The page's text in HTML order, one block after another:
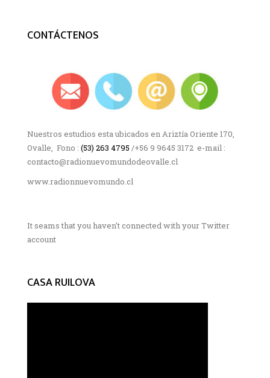
CONTÁCTENOS
Nuestros estudios esta ubicados en Ariztía Oriente 170,
Ovalle, Fono : (53) 263 4795 /+56 9 9645 3172 e-mail :
contacto@radionuevomundodeovalle.cl
www.radionnuevomundo.cl
It seams that you haven't connected with your Twitter
account
CASA RUILOVA